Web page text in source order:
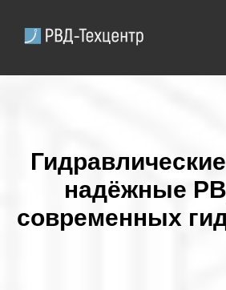
надёжные
современных